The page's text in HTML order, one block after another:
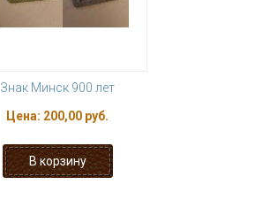
Знак Минск 900 лет
Цена: 200,00 руб.